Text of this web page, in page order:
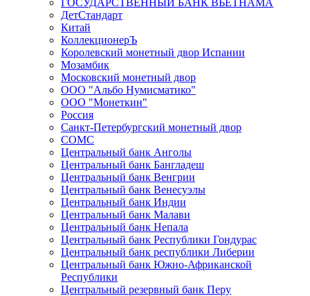
ГОСУДАРСТВЕННЫЙ БАНК ВЬЕТНАМА
ДетСтандарт
Китай
КоллекционерЪ
Королевский монетный двор Испании
Мозамбик
Московский монетный двор
ООО "Альбо Нумисматико"
ООО "Монеткин"
Россия
Санкт-Петербургский монетный двор
СОМС
Центральный банк Анголы
Центральный банк Бангладеш
Центральный банк Венгрии
Центральный банк Венесуэлы
Центральный банк Индии
Центральный банк Малави
Центральный банк Непала
Центральный банк Республики Гондурас
Центральный банк республики Либерии
Центральный банк Южно-Африканской
Республики
Центральный резервный банк Перу